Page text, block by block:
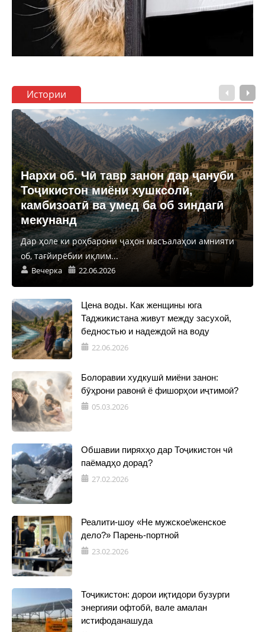
Истории
Нархи об. Чӣ тавр занон дар ҷануби
Тоҷикистон миёни хушксолӣ,
камбизоатӣ ва умед ба об зиндагӣ
мекунанд
Дар ҳоле ки роҳбарони ҷаҳон масъалаҳои амнияти
об, тағйирёбии иқлим...
Вечерка 22.06.2026
Цена воды. Как женщины юга
Таджикистана живут между засухой,
бедностью и надеждой на воду
22.06.2026
Болоравии худкушӣ миёни занон:
бӯҳрони равонӣ ё фишорҳои иҷтимоӣ?
05.03.2026
Обшавии пиряхҳо дар Тоҷикистон чӣ
паёмадҳо дорад?
27.02.2026
Реалити-шоу «Не мужское\женское
дело?» Парень-портной
23.02.2026
Тоҷикистон: дорои иқтидори бузурги
энергияи офтобӣ, вале амалан
истифоданашуда